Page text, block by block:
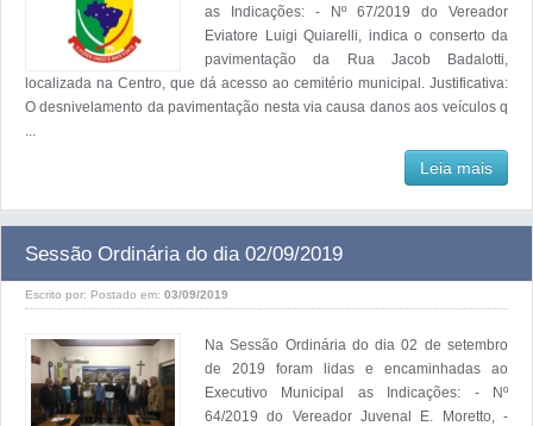
as Indicações: - Nº 67/2019 do Vereador
Eviatore Luigi Quiarelli, indica o conserto da
pavimentação da Rua Jacob Badalotti,
localizada na Centro, que dá acesso ao cemitério municipal. Justificativa:
O desnivelamento da pavimentação nesta via causa danos aos veículos q
...
Leia mais
Sessão Ordinária do dia 02/09/2019
Escrito por: Postado em: 03/09/2019
Na Sessão Ordinária do dia 02 de setembro
de 2019 foram lidas e encaminhadas ao
Executivo Municipal as Indicações: - Nº
64/2019 do Vereador Juvenal E. Moretto, -